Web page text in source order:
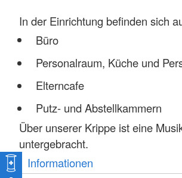
In der Einrichtung befinden sich
Büro
Personalraum, Küche und
Elterncafe
Putz- und Abstellkammern
Über unserer Krippe ist eine
untergebracht.
Informationen